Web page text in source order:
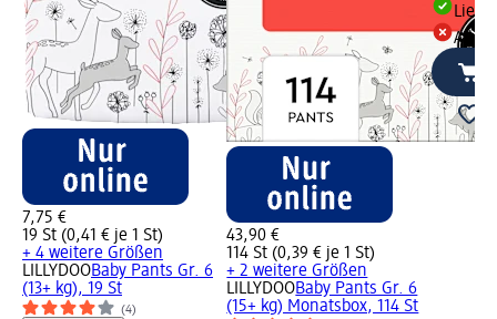
7,75 €
19 St (0,41 € je 1 St)
+ 4 weitere Größen
LILLYDOOBaby Pants Gr. 6
(13+ kg), 19 St
(4)
43,90 €
114 St (0,39 € je 1 St)
+ 2 weitere Größen
LILLYDOOBaby Pants Gr. 6
(15+ kg) Monatsbox, 114 St
Alle